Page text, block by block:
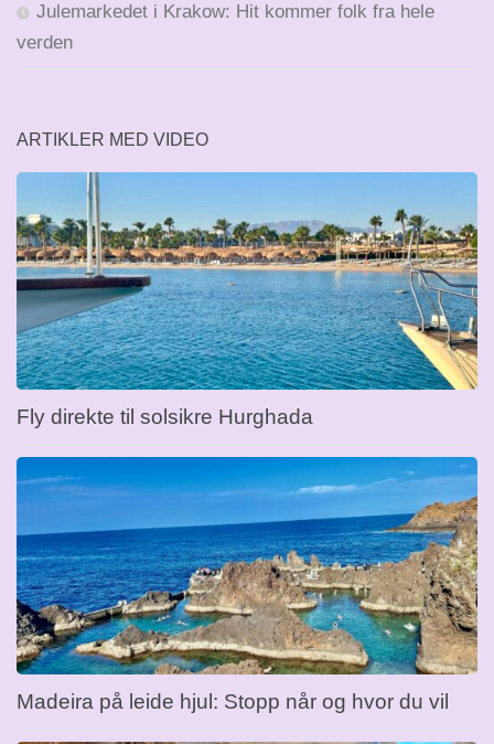
Julemarkedet i Krakow: Hit kommer folk fra hele
verden
ARTIKLER MED VIDEO
Fly direkte til solsikre Hurghada
Madeira på leide hjul: Stopp når og hvor du vil